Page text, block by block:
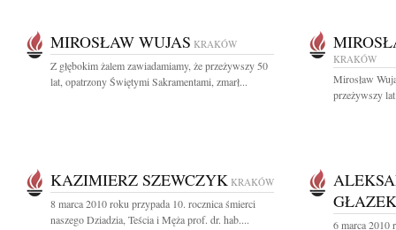
MIROSŁAW WUJAS KRAKÓW
Z głębokim żalem zawiadamiamy, że przeżywszy 50
lat, opatrzony Świętymi Sakramentami, zmarł...
KRAKÓW
Mirosław
przeżywszy
KAZIMIERZ SZEWCZYK KRAKÓW
8 marca 2010 roku przypada 10. rocznica śmierci
naszego Dziadzia, Teścia i Męża prof. dr. hab....
GŁAZEK
6 marca 2010